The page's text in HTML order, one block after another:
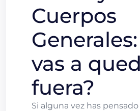
Cuerpos
vas a
fuera?
Si alguna vez has